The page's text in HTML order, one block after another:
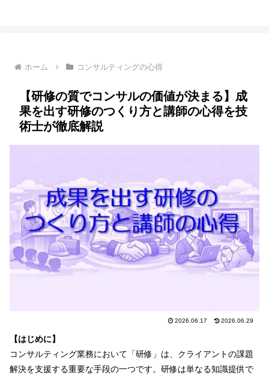
ホーム コンサルティングの心得
【研修の質でコンサルの価値が決まる】成
果を出す研修のつくり方と講師の心得を技
術士が徹底解説
2026.06.17 2026.06.29
【はじめに】
コンサルティング業務において「研修」は、クライアントの課題
解決を支援する重要な手段の一つです。研修は単なる知識提供で